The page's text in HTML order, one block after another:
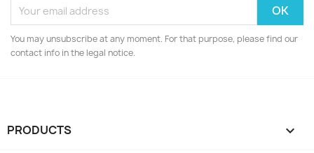
You may unsubscribe at any moment. For that purpose, please find our
contact info in the legal notice.
PRODUCTS 